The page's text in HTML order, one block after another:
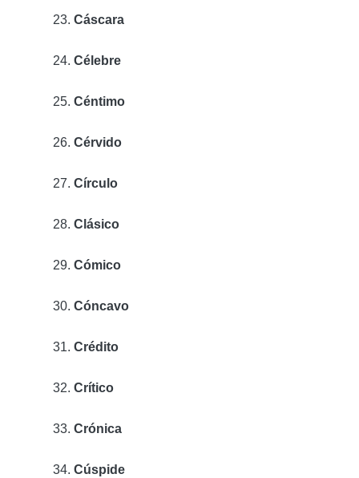
Cáscara
Célebre
Céntimo
Cérvido
Círculo
Clásico
Cómico
Cóncavo
Crédito
Crítico
Crónica
Cúspide